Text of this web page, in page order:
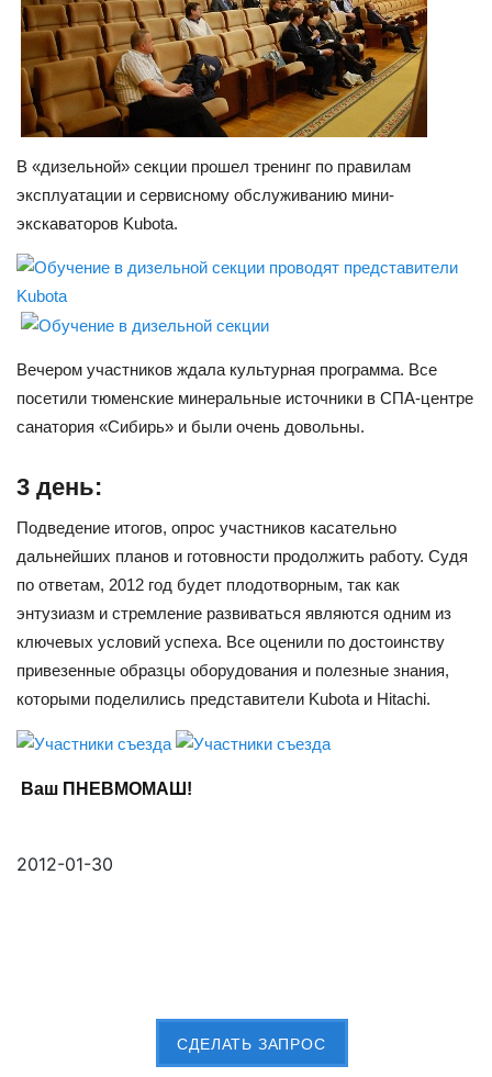
В «дизельной» секции прошел тренинг по правилам
эксплуатации и сервисному обслуживанию мини-
экскаваторов Kubota.
Вечером участников ждала культурная программа. Все
посетили тюменские минеральные источники в СПА-центре
санатория «Сибирь» и были очень довольны.
3 день:
Подведение итогов, опрос участников касательно
дальнейших планов и готовности продолжить работу. Судя
по ответам, 2012 год будет плодотворным, так как
энтузиазм и стремление развиваться являются одним из
ключевых условий успеха. Все оценили по достоинству
привезенные образцы оборудования и полезные знания,
которыми поделились представители Kubota и Hitachi.
Ваш ПНЕВМОМАШ!
2012-01-30
CДЕЛАТЬ ЗАПРОС